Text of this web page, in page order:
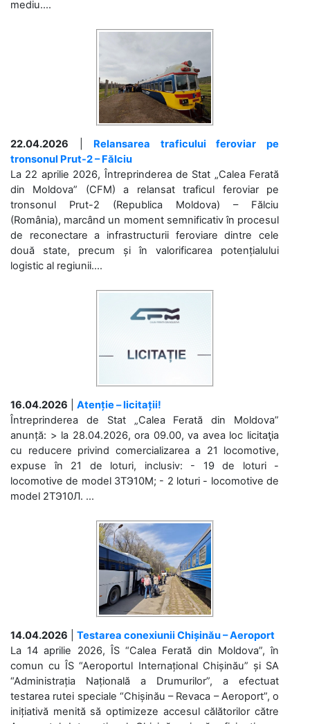
mediu....
22.04.2026
Relansarea traficului feroviar pe
tronsonul Prut-2 – Fălciu
La 22 aprilie 2026, Întreprinderea de Stat „Calea Ferată
din Moldova” (CFM) a relansat traficul feroviar pe
tronsonul Prut-2 (Republica Moldova) – Fălciu
(România), marcând un moment semnificativ în procesul
de reconectare a infrastructurii feroviare dintre cele
două state, precum și în valorificarea potențialului
logistic al regiunii....
16.04.2026
Atenție – licitații!
Întreprinderea de Stat „Calea Ferată din Moldova”
anunță: > la 28.04.2026, ora 09.00, va avea loc licitaţia
cu reducere privind comercializarea a 21 locomotive,
expuse în 21 de loturi, inclusiv: - 19 de loturi -
locomotive de model 3ТЭ10М; - 2 loturi - locomotive de
model 2ТЭ10Л. ...
14.04.2026
Testarea conexiunii Chișinău – Aeroport
La 14 aprilie 2026, ÎS “Calea Ferată din Moldova”, în
comun cu ÎS “Aeroportul Internațional Chișinău” și SA
“Administrația Națională a Drumurilor”, a efectuat
testarea rutei speciale “Chișinău – Revaca – Aeroport”, o
inițiativă menită să optimizeze accesul călătorilor către